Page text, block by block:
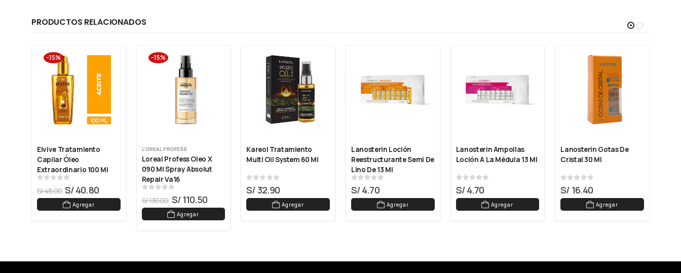
PRODUCTOS RELACIONADOS
-15%
Elvive Tratamiento
Capilar Óleo
Extraordinario 100 Ml
S/48.00 S/40.80
Agregar
-15%
L'OREAL PROFESS
Loreal Profess Oleo X
090 Ml Spray Absolut
Repair Va16
S/130.00 S/110.50
Agregar
Kareol Tratamiento
Multi Oil System 60 Ml
S/32.90
Agregar
Lanosterin Loción
Reestructurante Semi De
Lino De 13 Ml
S/4.70
Agregar
Lanosterin Ampollas
Loción A La Médula 13 Ml
S/4.70
Agregar
Lanosterin Gotas De
Cristal 30 Ml
S/ 16.40
Agregar